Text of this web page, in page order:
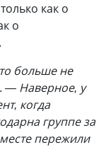
как о
о
больше не
— Наверное, у
когда
группе за
пережили